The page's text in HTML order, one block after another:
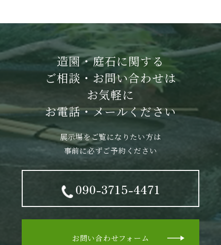
造園・庭石に関する
ご相談・お問い合わせは
お気軽に
お電話・メールください
展示場をご覧になりたい方は
事前に必ずご予約ください
090-3715-4471
お問い合わせフォーム